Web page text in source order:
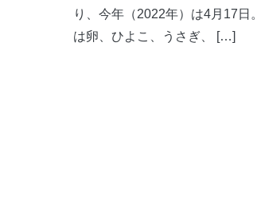
り、今年（2022年）は4月17
は卵、ひよこ、うさぎ、 […]